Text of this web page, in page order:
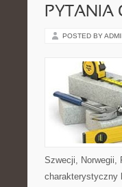
PYTANIA
POSTED BY
Szwecji, Norwegii,
charakterystyczny